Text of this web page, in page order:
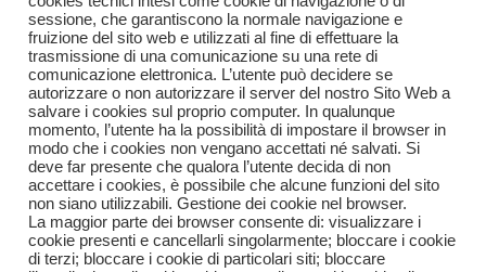
sessione, che garantiscono la normale navigazione e
fruizione del sito web e utilizzati al fine di effettuare la
trasmissione di una comunicazione su una rete di
comunicazione elettronica. L’utente può decidere se
autorizzare o non autorizzare il server del nostro Sito Web a
salvare i cookies sul proprio computer. In qualunque
momento, l’utente ha la possibilità di impostare il browser in
modo che i cookies non vengano accettati né salvati. Si
deve far presente che qualora l’utente decida di non
accettare i cookies, è possibile che alcune funzioni del sito
non siano utilizzabili. Gestione dei cookie nel browser.
La maggior parte dei browser consente di: visualizzare i
cookie presenti e cancellarli singolarmente; bloccare i cookie
di terzi; bloccare i cookie di particolari siti; bloccare